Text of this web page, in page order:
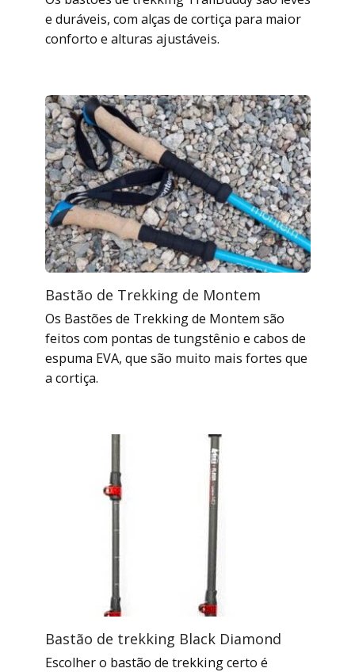
e duráveis, com alças de cortiça para maior
conforto e alturas ajustáveis.
Bastão de Trekking de Montem
Os Bastões de Trekking de Montem são
feitos com pontas de tungstênio e cabos de
espuma EVA, que são muito mais fortes que
a cortiça.
Bastão de trekking Black Diamond
Escolher o bastão de trekking certo é